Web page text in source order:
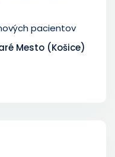
pacientov
Mesto (Košice)